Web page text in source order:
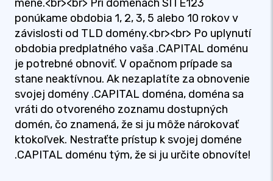
mene.<br><br> Pri doménach SITE123
ponúkame obdobia 1, 2, 3, 5 alebo 10 rokov v
závislosti od TLD domény.<br><br> Po uplynutí
obdobia predplatného vaša .CAPITAL doménu
je potrebné obnoviť. V opačnom prípade sa
stane neaktívnou. Ak nezaplatíte za obnovenie
svojej domény .CAPITAL doména, doména sa
vráti do otvoreného zoznamu dostupných
domén, čo znamená, že si ju môže nárokovať
ktokoľvek. Nestraťte prístup k svojej doméne
.CAPITAL doménu tým, že si ju určite obnovíte!